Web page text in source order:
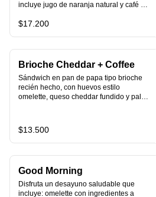
incluye jugo de naranja natural y café o
$17.200
Brioche Cheddar + Coffee
Sándwich en pan de papa tipo brioche
recién hecho, con huevos estilo
omelette, queso cheddar fundido y palta,
Se envía en bolsa delivery.
$13.500
Good Morning
Disfruta un desayuno saludable que
incluye: omelette con ingredientes a